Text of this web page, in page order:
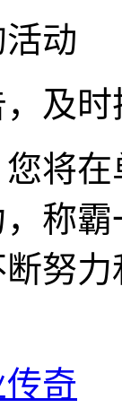
动
及
将
称
努
奇